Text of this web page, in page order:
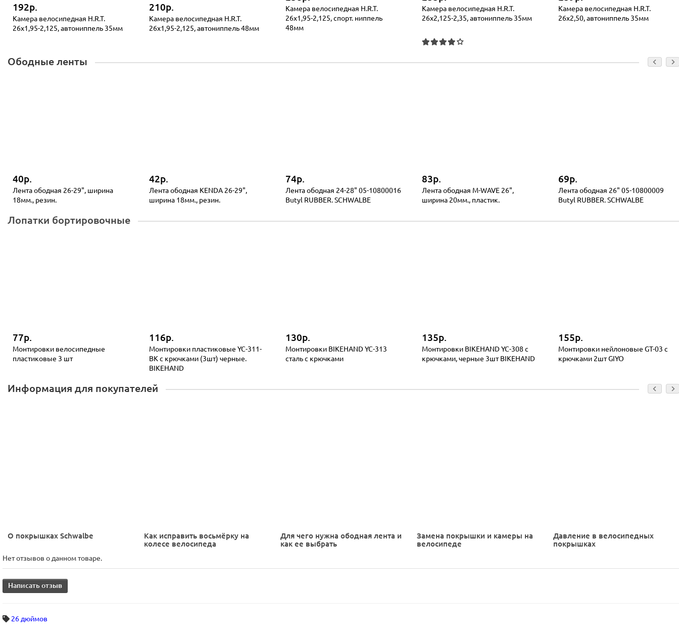
192р.
Камера велосипедная H.R.T.
26x1,95-2,125, автониппель 35мм
210р.
Камера велосипедная H.R.T.
26x1,95-2,125, автониппель 48мм
Камера велосипедная H.R.T.
26x1,95-2,125, спорт. ниппель
48мм
Камера велосипедная H.R.T.
26x2,125-2,35, автониппель 35мм
Камера велосипедная H.R.T.
26x2,50, автониппель 35мм
Ободные ленты
40р.
Лента ободная 26-29", ширина
18мм., резин.
42р.
Лента ободная KENDA 26-29",
ширина 18мм., резин.
74р.
Лента ободная 24-28" 05-10800016
Butyl RUBBER. SCHWALBE
83р.
Лента ободная M-WAVE 26",
ширина 20мм., пластик.
69р.
Лента ободная 26" 05-10800009
Butyl RUBBER. SCHWALBE
Лопатки бортировочные
77р.
Монтировки велосипедные
пластиковые 3 шт
116р.
Монтировки пластиковые YC-311-
BK с крючками (3шт) черные.
BIKEHAND
130р.
Монтировки BIKEHAND YC-313
сталь с крючками
135р.
Монтировки BIKEHAND YC-308 с
крючками, черные 3шт BIKEHAND
155р.
Монтировки нейлоновые GT-03 с
крючками 2шт GIYO
Информация для покупателей
О покрышках Schwalbe
Как исправить восьмёрку на
колесе велосипеда
Для чего нужна ободная лента и
как ее выбрать
Замена покрышки и камеры на
велосипеде
Давление в велосипедных
покрышках
Нет отзывов о данном товаре.
Написать отзыв
26 дюймов